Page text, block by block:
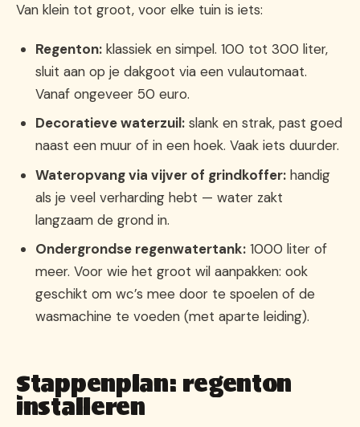
Van klein tot groot, voor elke tuin is iets:
Regenton:klassiek en simpel. 100 tot 300 liter,
sluit aan op je dakgoot via een vulautomaat.
Vanaf ongeveer 50 euro.
Decoratieve waterzuil:slank en strak, past goed
naast een muur of in een hoek. Vaak iets duurder.
Wateropvang via vijver of grindkoffer:handig
als je veel verharding hebt — water zakt
langzaam de grond in.
Ondergrondse regenwatertank:1000 liter of
meer. Voor wie het groot wil aanpakken: ook
geschikt om wc’s mee door te spoelen of de
wasmachine te voeden (met aparte leiding).
Stappenplan: regenton
installeren